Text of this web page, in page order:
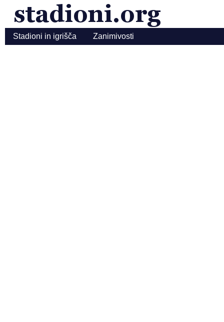
Stadioni in igrišča Zanimivosti